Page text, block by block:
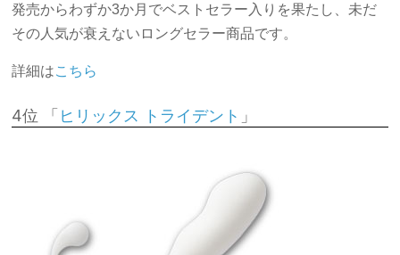
発売からわずか3か月でベストセラー入りを果たし、未だ
その人気が衰えないロングセラー商品です。
詳細はこちら
4位 「 ヒリックス トライデント 」